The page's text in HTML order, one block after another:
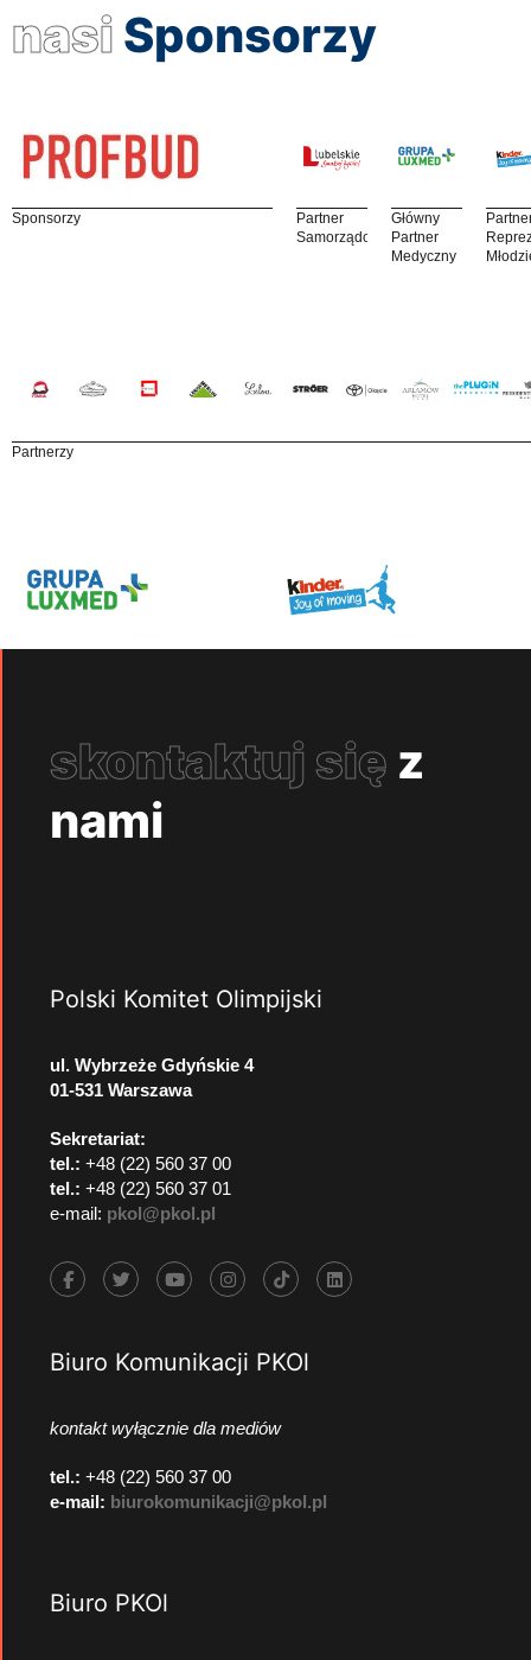
nasi Sponsorzy
Sponsorzy
Partner
Samorządowy
Główny
Partner
Medyczny
Partnerzy
skontaktuj się z
nami
Polski Komitet Olimpijski
ul. Wybrzeże Gdyńskie 4
01-531 Warszawa
Sekretariat:
tel.: +48 (22) 560 37 00
tel.: +48 (22) 560 37 01
e-mail: pkol@pkol.pl
Biuro Komunikacji PKOl
kontakt wyłącznie dla mediów
tel.: +48 (22) 560 37 00
e-mail: biurokomunikacji@pkol.pl
Biuro PKOl